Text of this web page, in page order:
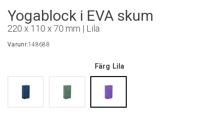
Yogablock i EVA skum
220 x 110 x 70 mm | Lila
Varunr:148688
Färg Lila